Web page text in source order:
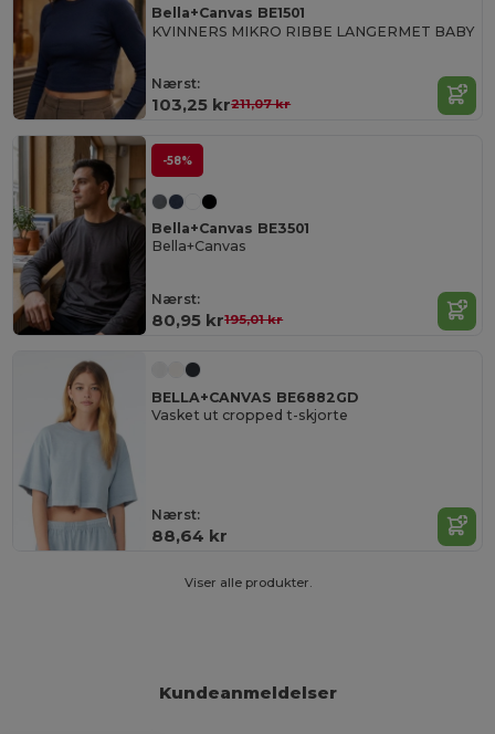
Bella+Canvas BE1501
KVINNERS MIKRO RIBBE LANGERMET BABY
Nærst:
103,25 kr211,07 kr
-58%
Bella+Canvas BE3501
Bella+Canvas
Nærst:
80,95 kr195,01 kr
BELLA+CANVAS BE6882GD
Vasket ut cropped t-skjorte
Nærst:
88,64 kr
Viser alle produkter.
Kundeanmeldelser